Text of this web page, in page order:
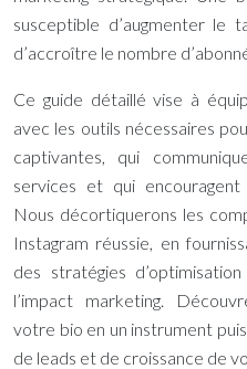
susceptible d’augmenter le
d’accroître le nombre
Ce guide détaillé vise à
avec les outils nécessaires
captivantes, qui
services et qui encouragent
Nous décortiquerons les
Instagram réussie, en
des stratégies
l’impact marketing.
votre bio en un instrument
de leads et de croissance de